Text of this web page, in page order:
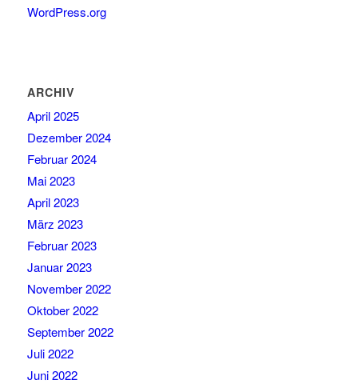
WordPress.org
ARCHIV
April 2025
Dezember 2024
Februar 2024
Mai 2023
April 2023
März 2023
Februar 2023
Januar 2023
November 2022
Oktober 2022
September 2022
Juli 2022
Juni 2022